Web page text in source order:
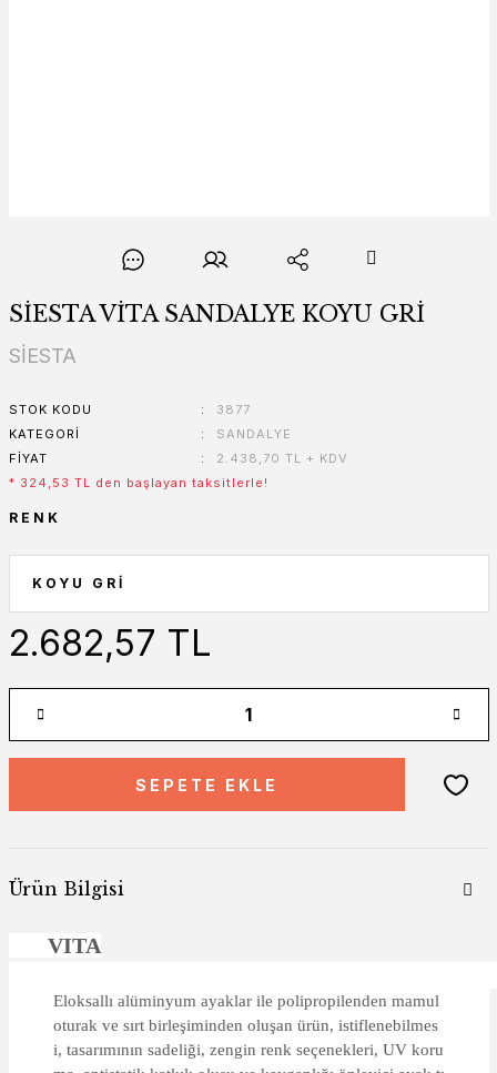
SİESTA VİTA SANDALYE KOYU GRİ
SİESTA
STOK KODU
3877
KATEGORI
SANDALYE
FIYAT
2.438,70 TL + KDV
* 324,53 TL den başlayan taksitlerle!
RENK
2.682,57 TL
SEPETE EKLE
Ürün Bilgisi
VITA
Eloksallı alüminyum ayaklar ile polipropilenden mamul
oturak ve sırt birleşiminden oluşan ürün, istiflenebilmes
i, tasarımının sadeliği, zengin renk seçenekleri, UV koru